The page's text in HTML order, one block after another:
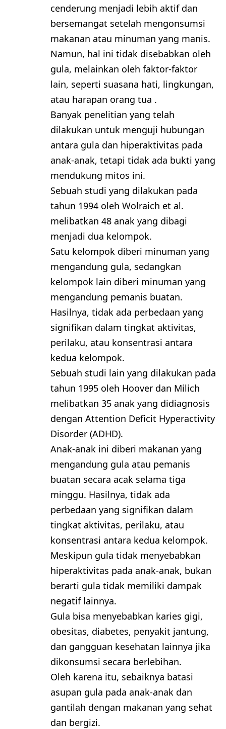
cenderung menjadi lebih aktif dan
bersemangat setelah mengonsumsi
makanan atau minuman yang manis.
Namun, hal ini tidak disebabkan oleh
gula, melainkan oleh faktor-faktor
lain, seperti suasana hati, lingkungan,
atau harapan orang tua .
Banyak penelitian yang telah
dilakukan untuk menguji hubungan
antara gula dan hiperaktivitas pada
anak-anak, tetapi tidak ada bukti yang
mendukung mitos ini.
Sebuah studi yang dilakukan pada
tahun 1994 oleh Wolraich et al.
melibatkan 48 anak yang dibagi
menjadi dua kelompok.
Satu kelompok diberi minuman yang
mengandung gula, sedangkan
kelompok lain diberi minuman yang
mengandung pemanis buatan.
Hasilnya, tidak ada perbedaan yang
signifikan dalam tingkat aktivitas,
perilaku, atau konsentrasi antara
kedua kelompok.
Sebuah studi lain yang dilakukan pada
tahun 1995 oleh Hoover dan Milich
melibatkan 35 anak yang didiagnosis
dengan Attention Deficit Hyperactivity
Disorder (ADHD).
Anak-anak ini diberi makanan yang
mengandung gula atau pemanis
buatan secara acak selama tiga
minggu. Hasilnya, tidak ada
perbedaan yang signifikan dalam
tingkat aktivitas, perilaku, atau
konsentrasi antara kedua kelompok.
Meskipun gula tidak menyebabkan
hiperaktivitas pada anak-anak, bukan
berarti gula tidak memiliki dampak
negatif lainnya.
Gula bisa menyebabkan karies gigi,
obesitas, diabetes, penyakit jantung,
dan gangguan kesehatan lainnya jika
dikonsumsi secara berlebihan.
Oleh karena itu, sebaiknya batasi
asupan gula pada anak-anak dan
gantilah dengan makanan yang sehat
dan bergizi.